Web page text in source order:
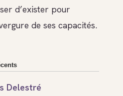
d’exister pour
de ses capacités.
Delestré